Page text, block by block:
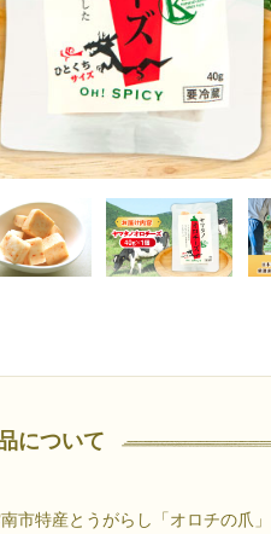
について
市特産とうがらし「オロチの爪